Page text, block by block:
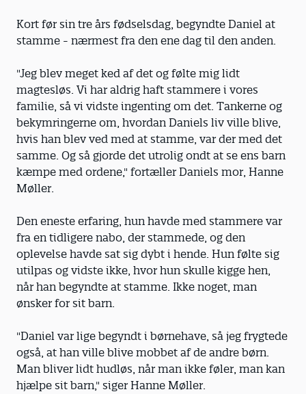
Kort før sin tre års fødselsdag, begyndte Daniel at
stamme - nærmest fra den ene dag til den anden.
"Jeg blev meget ked af det og følte mig lidt
magtesløs. Vi har aldrig haft stammere i vores
familie, så vi vidste ingenting om det. Tankerne og
bekymringerne om, hvordan Daniels liv ville blive,
hvis han blev ved med at stamme, var der med det
samme. Og så gjorde det utrolig ondt at se ens barn
kæmpe med ordene," fortæller Daniels mor, Hanne
Møller.
Den eneste erfaring, hun havde med stammere var
fra en tidligere nabo, der stammede, og den
oplevelse havde sat sig dybt i hende. Hun følte sig
utilpas og vidste ikke, hvor hun skulle kigge hen,
når han begyndte at stamme. Ikke noget, man
ønsker for sit barn.
"Daniel var lige begyndt i børnehave, så jeg frygtede
også, at han ville blive mobbet af de andre børn.
Man bliver lidt hudløs, når man ikke føler, man kan
hjælpe sit barn," siger Hanne Møller.